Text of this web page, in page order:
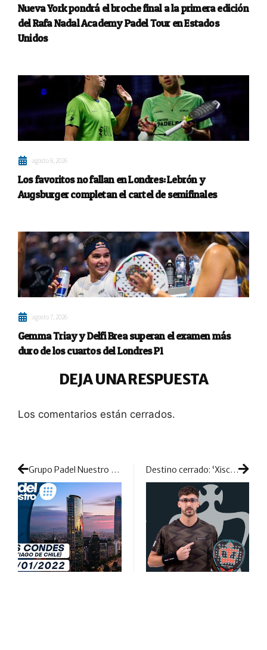
Nueva York pondrá el broche final a la primera edición
del Rafa Nadal Academy Padel Tour en Estados
Unidos
agosto 8, 2026
Los favoritos no fallan en Londres: Lebrón y
Augsburger completan el cartel de semifinales
agosto 7, 2026
Gemma Triay y Delfi Brea superan el examen más
duro de los cuartos del Londres P1
DEJA UNA RESPUESTA
Los comentarios están cerrados.
Grupo Padel Nuestro se lanza a la »conquista de las Américas» y abre su primera tienda en Chile Destino cerrado: ‘Xisco’ Gil llega a las filas de Black Crown